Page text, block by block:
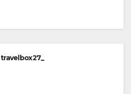
travelbox27_